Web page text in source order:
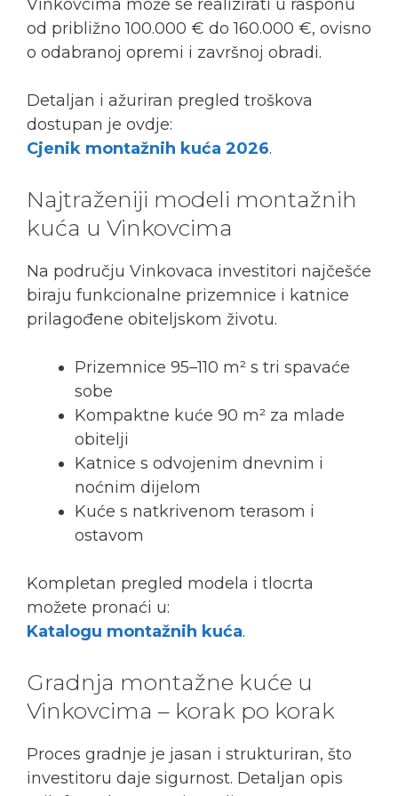
Vinkovcima može se realizirati u rasponu
od približno 100.000 € do 160.000 €, ovisno
o odabranoj opremi i završnoj obradi.
Detaljan i ažuriran pregled troškova
dostupan je ovdje:
Cjenik montažnih kuća 2026.
Najtraženiji modeli montažnih
kuća u Vinkovcima
Na području Vinkovaca investitori najčešće
biraju funkcionalne prizemnice i katnice
prilagođene obiteljskom životu.
Prizemnice 95–110 m² s tri spavaće
sobe
Kompaktne kuće 90 m² za mlade
obitelji
Katnice s odvojenim dnevnim i
noćnim dijelom
Kuće s natkrivenom terasom i
ostavom
Kompletan pregled modela i tlocrta
možete pronaći u:
Katalogu montažnih kuća.
Gradnja montažne kuće u
Vinkovcima – korak po korak
Proces gradnje je jasan i strukturiran, što
investitoru daje sigurnost. Detaljan opis